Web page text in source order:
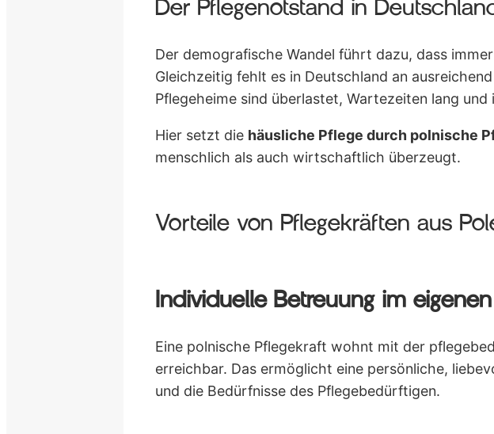
Der Pflegenotstand in
Der demografische Wandel führt dazu, dass
Gleichzeitig fehlt es in Deutschland an
Pflegeheime sind überlastet, Wartezeiten lang
Hier setzt die häusliche Pflege durch polnische
menschlich als auch wirtschaftlich überzeugt.
Vorteile von Pflegekräften aus
Individuelle Betreuung im
Eine polnische Pflegekraft wohnt mit der
erreichbar. Das ermöglicht eine persönliche,
und die Bedürfnisse des Pflegebedürftigen.